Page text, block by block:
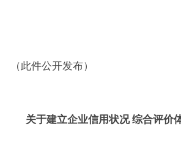
（此件公开发布）
关于建立企业信用状况 综合评价